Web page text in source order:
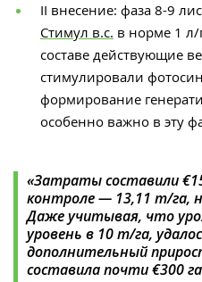
II внесение: фаза 8-9
Стимул в.с. в норме 1 л/
составе действующие
стимулировали
формирование
особенно важно в эту
«Затраты составили
контроле — 13,11 т/га,
Даже учитывая, что
уровень в 10 т/га,
дополнительный
составила почти €300